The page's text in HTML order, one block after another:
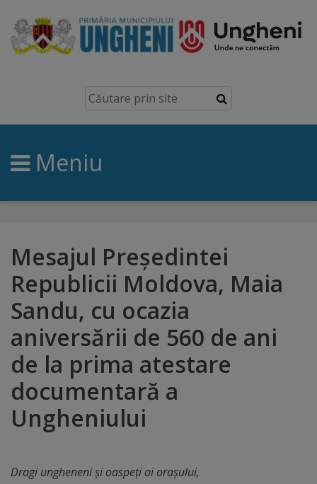
Ungheni
Prezentare
generală
Simbolurile
brand
Orașe
înfrățite
Distincții
Cetățeni
de
onoare
Deținători
Meniu
Mesajul Președintei
Republicii Moldova, Maia
Sandu, cu ocazia
aniversării de 560 de ani
de la prima atestare
documentară a
Ungheniului
Dragi ungheneni și oaspeți ai orașului,